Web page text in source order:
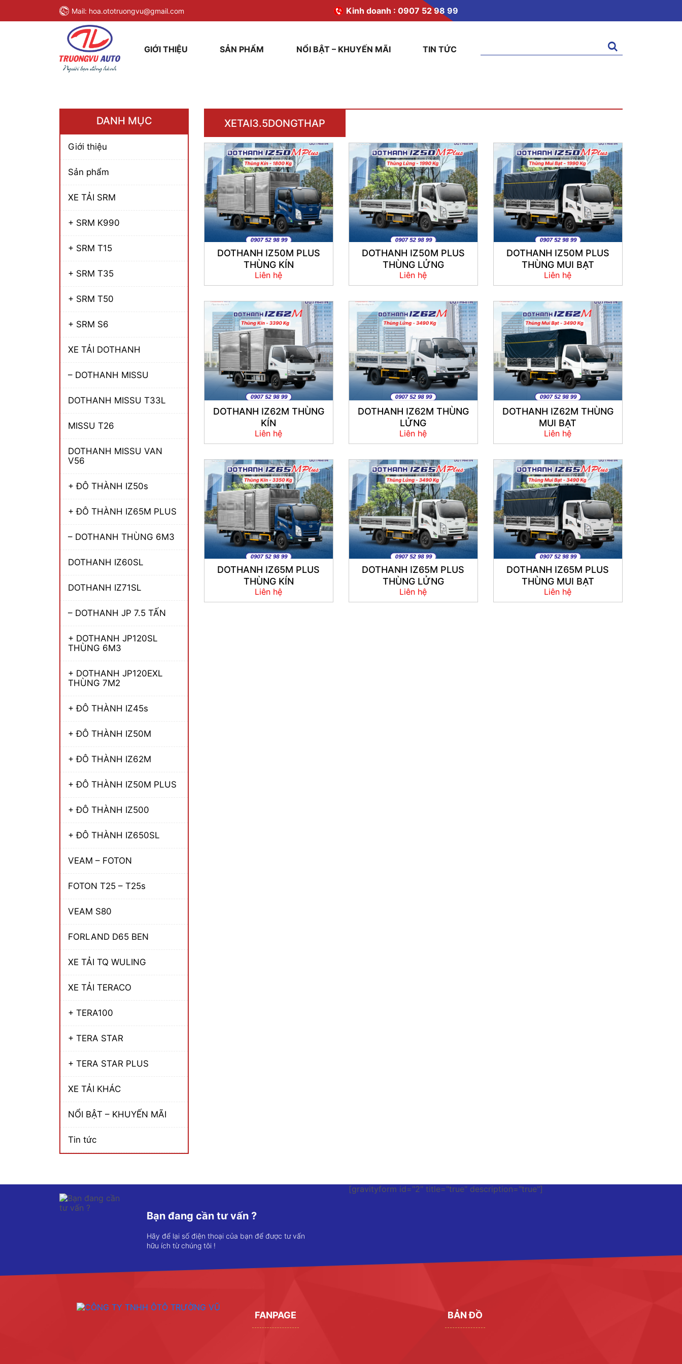
Mail: hoa.ototruongvu@gmail.com Kinh doanh : 0907 52 98 99
GIỚI THIỆU SẢN PHẨM NỔI BẬT – KHUYẾN MÃI TIN TỨC
kiếm:
DANH MỤC
Giới thiệu
Sản phẩm
XE TẢI SRM
+ SRM K990
+ SRM T15
+ SRM T35
+ SRM T50
+ SRM S6
XE TẢI DOTHANH
– DOTHANH MISSU
DOTHANH MISSU T33L
MISSU T26
DOTHANH MISSU VAN
V56
+ ĐÔ THÀNH IZ50s
+ ĐÔ THÀNH IZ65M PLUS
– DOTHANH THÙNG 6M3
DOTHANH IZ60SL
DOTHANH IZ71SL
– DOTHANH JP 7.5 TẤN
+ DOTHANH JP120SL
THÙNG 6M3
+ DOTHANH JP120EXL
THÙNG 7M2
+ ĐÔ THÀNH IZ45s
+ ĐÔ THÀNH IZ50M
+ ĐÔ THÀNH IZ62M
+ ĐÔ THÀNH IZ50M PLUS
+ ĐÔ THÀNH IZ500
+ ĐÔ THÀNH IZ650SL
VEAM – FOTON
FOTON T25 – T25s
VEAM S80
FORLAND D65 BEN
XE TẢI TQ WULING
XE TẢI TERACO
+ TERA100
+ TERA STAR
+ TERA STAR PLUS
XE TẢI KHÁC
NỔI BẬT – KHUYẾN MÃI
Tin tức
XETAI3.5DONGTHAP
DOTHANH IZ50M PLUS
THÙNG KÍN
Liên hệ
DOTHANH IZ50M PLUS
THÙNG LỬNG
Liên hệ
DOTHANH IZ50M PLUS
THÙNG MUI BẠT
Liên hệ
DOTHANH IZ62M THÙNG
KÍN
Liên hệ
DOTHANH IZ62M THÙNG
LỬNG
Liên hệ
DOTHANH IZ62M THÙNG
MUI BẠT
Liên hệ
DOTHANH IZ65M PLUS
THÙNG KÍN
Liên hệ
DOTHANH IZ65M PLUS
THÙNG LỬNG
Liên hệ
DOTHANH IZ65M PLUS
THÙNG MUI BẠT
Liên hệ
Bạn đang cần tư vấn ?
Hãy để lại số điện thoại của bạn để được tư vấn
hữu ích từ chúng tôi !
[gravityform id="2" title="true" description="true"]
FANPAGE BẢN ĐỒ